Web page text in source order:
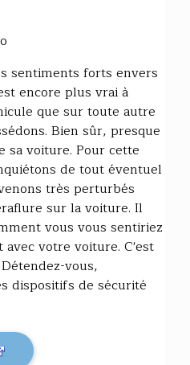
sentiments forts envers
encore plus vrai à
que sur toute autre
Bien sûr, presque
sa voiture. Pour cette
de tout éventuel
très perturbés
sur la voiture. Il
vous vous sentiriez
votre voiture. C'est
vous,
dispositifs de sécurité